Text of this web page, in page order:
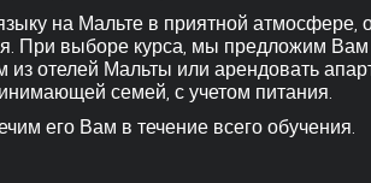
на Мальте в приятной атмосфере,
При выборе курса, мы предложим
отелей Мальты или арендовать
семей, с учетом питания.
его Вам в течение всего обучения.